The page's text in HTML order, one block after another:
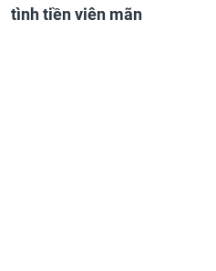
tình tiền viên mãn